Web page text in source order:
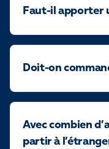
Faut-il apporter
Doit-on
Avec combien
partir à